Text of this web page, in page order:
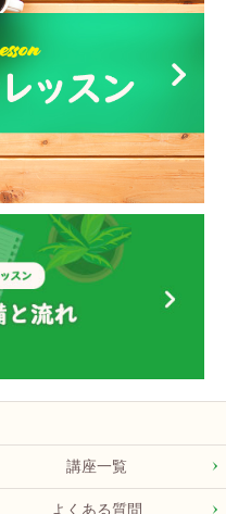
講座一覧
よくある質問